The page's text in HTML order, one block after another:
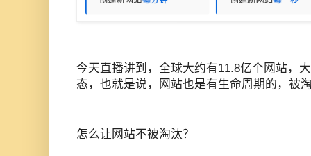
今天直播讲到，全球大约有11.8亿个网站，
态，也就是说，网站也是有生命周期的，被
怎么让网站不被淘汰？